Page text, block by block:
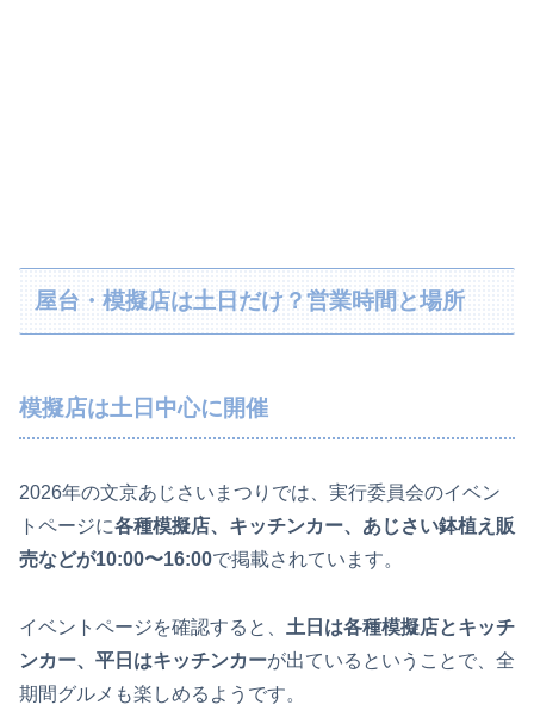
屋台・模擬店は土日だけ？営業時間と場所
模擬店は土日中心に開催
2026年の文京あじさいまつりでは、実行委員会のイベン
トページに各種模擬店、キッチンカー、あじさい鉢植え販
売などが10:00〜16:00で掲載されています。
イベントページを確認すると、 土日は各種模擬店とキッチ
ンカー、平日はキッチンカーが出ているということで、全
期間グルメも楽しめるようです。